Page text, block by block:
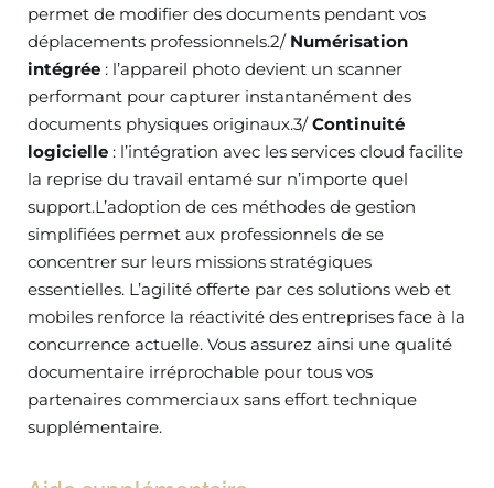
permet de modifier des documents pendant vos
déplacements professionnels.2/ Numérisation
intégrée : l’appareil photo devient un scanner
performant pour capturer instantanément des
documents physiques originaux.3/Continuité
logicielle : l’intégration avec les services cloud facilite
la reprise du travail entamé sur n’importe quel
support.L’adoption de ces méthodes de gestion
simplifiées permet aux professionnels de se
concentrer sur leurs missions stratégiques
essentielles. L’agilité offerte par ces solutions web et
mobiles renforce la réactivité des entreprises face à la
concurrence actuelle. Vous assurez ainsi une qualité
documentaire irréprochable pour tous vos
partenaires commerciaux sans effort technique
supplémentaire.